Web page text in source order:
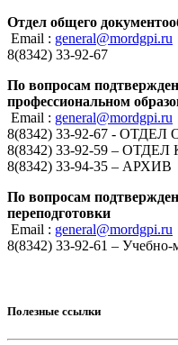
Отдел общего
Email : general@mordgpi.ru
8(8342) 33-92-67
По вопросам
профессиональном
Email : general@mordgpi.ru
8(8342) 33-92-67 -
8(8342) 33-92-59 –
8(8342) 33-94-35 – АРХИВ
По вопросам
переподготовки
Email : general@mordgpi.ru
8(8342) 33-92-61 – Учебно-
Полезные ссылки